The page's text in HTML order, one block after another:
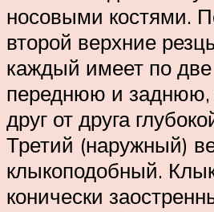
носовыми костями.
второй верхние
каждый имеет по
переднюю и заднюю,
друг от друга
Третий (наружный)
клыкоподобный.
конически